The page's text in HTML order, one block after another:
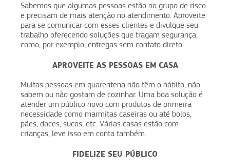
Sabemos que algumas pessoas estão no grupo de risco
e precisam de mais atenção no atendimento. Aproveite
para se comunicar com esses clientes e divulgue seu
trabalho oferecendo soluções que tragam segurança,
como, por exemplo, entregas sem contato direto.
APROVEITE AS PESSOAS EM CASA
Muitas pessoas em quarentena não têm o hábito, não
sabem ou não gostam de cozinhar. Uma boa solução é
atender um público novo com produtos de primeira
necessidade como marmitas caseiras ou até bolos,
pães, doces, sucos, etc. Várias casas estão com
crianças, leve isso em conta também.
FIDELIZE SEU PÚBLICO